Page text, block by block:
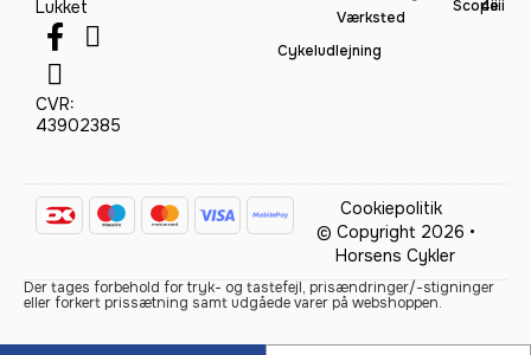
Lukket
CVR:
43902385
Værksted
Cykeludlejning
Scope
4iiii
Cookiepolitik
© Copyright 2026 •
Horsens Cykler
Der tages forbehold for tryk- og tastefejl, prisændringer/-stigninger
eller forkert prissætning samt udgåede varer på webshoppen.